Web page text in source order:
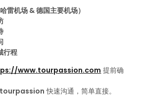
雷机场 & 德国主要机场）
行程
www.tourpassion.com 提前确
快速沟通，简单直接。